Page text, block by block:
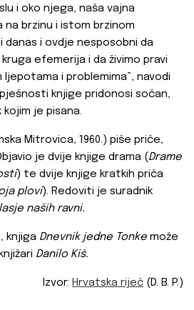
i oko njega, naša vajna
brzinu i istom brzinom
danas i ovdje nesposobni da
efemerija i da živimo pravi
i problemima”, navodi
knjige pridonosi sočan,
kojim je pisana.
Mitrovica, 1960.) piše priče,
je dvije knjige drama (Drame
) te dvije knjige kratkih priča
plovi). Redoviti je suradnik
naših ravni.
knjiga Dnevnik jedne Tonke može
Danilo Kiš.
Izvor: Hrvatska riječ (D. B. P.)